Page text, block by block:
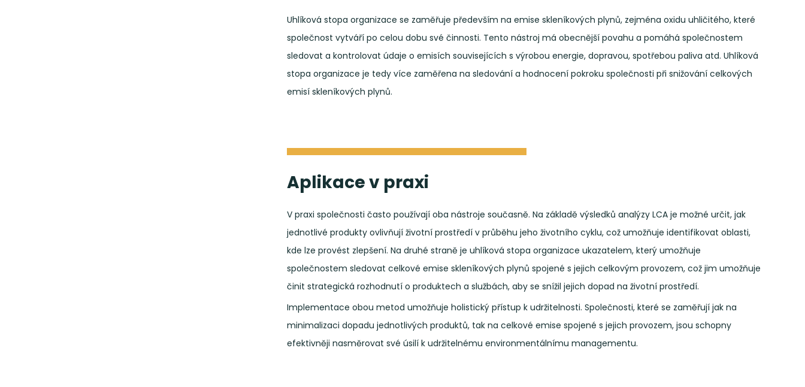
Uhlíková stopa organizace se zaměřuje především na emise skleníkových plynů, zejména oxidu uhličitého, které
společnost vytváří po celou dobu své činnosti. Tento nástroj má obecnější povahu a pomáhá společnostem
sledovat a kontrolovat údaje o emisích souvisejících s výrobou energie, dopravou, spotřebou paliva atd. Uhlíková
stopa organizace je tedy více zaměřena na sledování a hodnocení pokroku společnosti při snižování celkových
emisí skleníkových plynů.
Aplikace v praxi
V praxi společnosti často používají oba nástroje současně. Na základě výsledků analýzy LCA je možné určit, jak
jednotlivé produkty ovlivňují životní prostředí v průběhu jeho životního cyklu, což umožňuje identifikovat oblasti,
kde lze provést zlepšení. Na druhé straně je uhlíková stopa organizace ukazatelem, který umožňuje
společnostem sledovat celkové emise skleníkových plynů spojené s jejich celkovým provozem, což jim umožňuje
činit strategická rozhodnutí o produktech a službách, aby se snížil jejich dopad na životní prostředí.
Implementace obou metod umožňuje holistický přístup k udržitelnosti. Společnosti, které se zaměřují jak na
minimalizaci dopadu jednotlivých produktů, tak na celkové emise spojené s jejich provozem, jsou schopny
efektivněji nasměrovat své úsilí k udržitelnému environmentálnímu managementu.